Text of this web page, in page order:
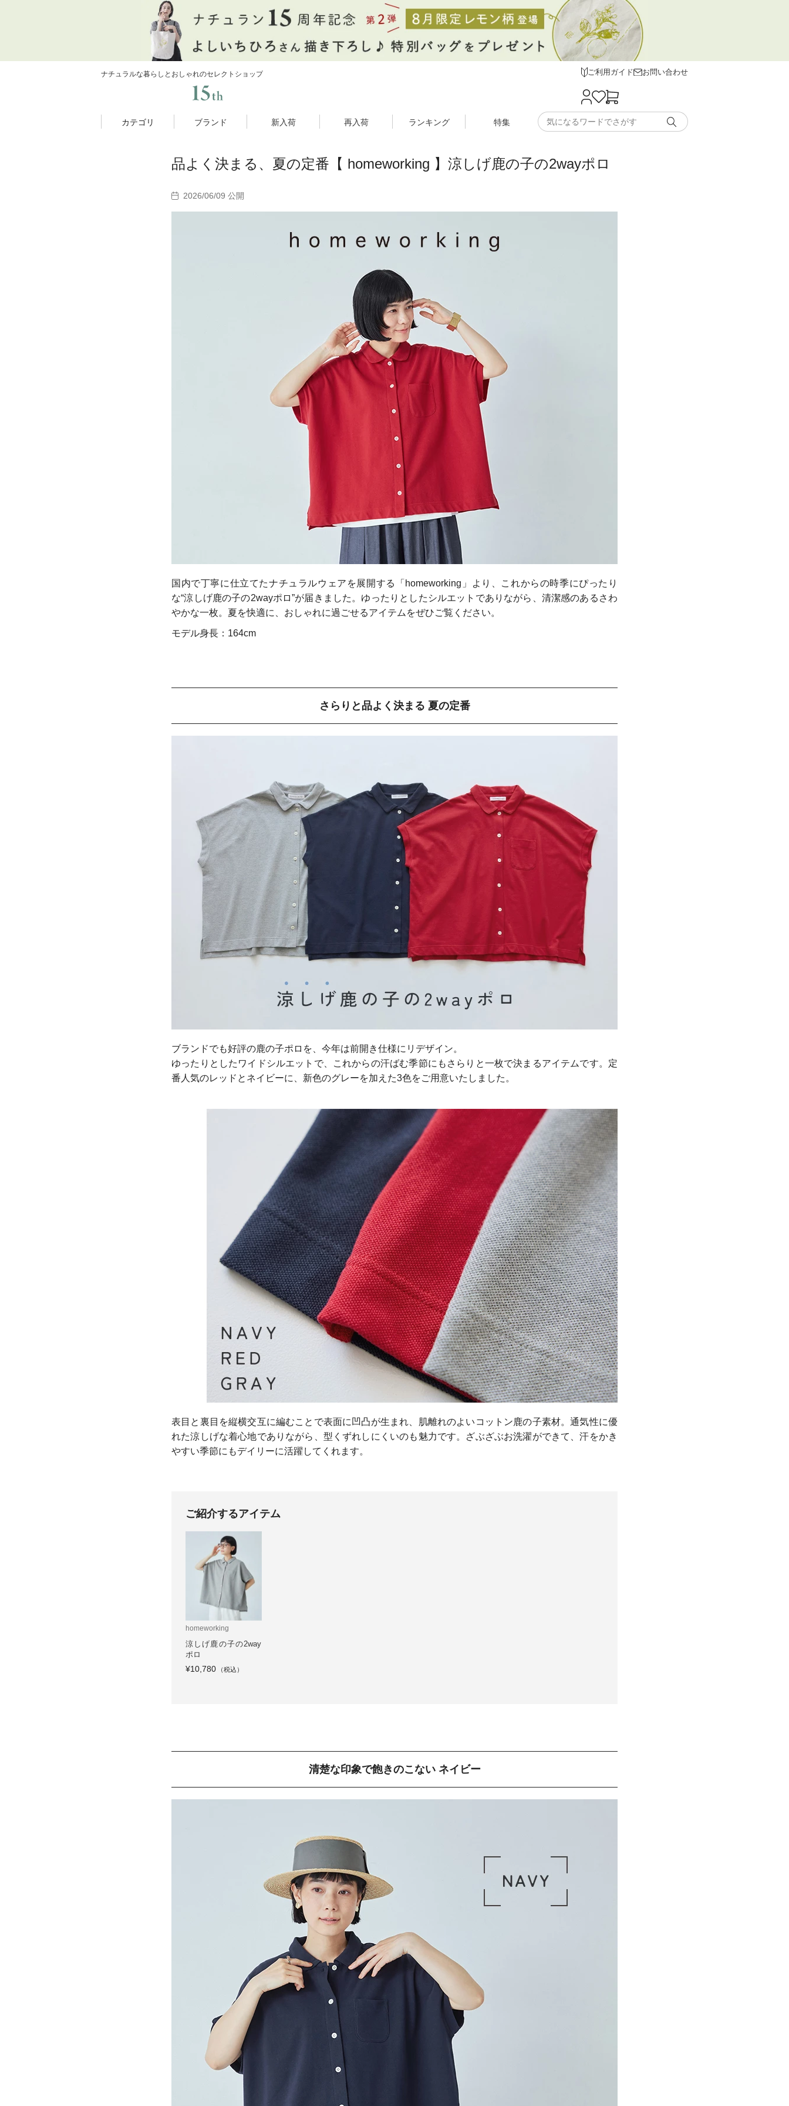
ナチュラルな暮らしとおしゃれのセレクトショップ ご利用ガイド お問い合わせ
カテゴリ ブランド 新入荷 再入荷 ランキング 特集
品よく決まる、夏の定番【 homeworking 】涼しげ鹿の子の2wayポロ
2026/06/09 公開
国内で丁寧に仕立てたナチュラルウェアを展開する「homeworking」より、これからの時季にぴったり
な“涼しげ鹿の子の2wayポロ”が届きました。ゆったりとしたシルエットでありながら、清潔感のあるさわ
やかな一枚。夏を快適に、おしゃれに過ごせるアイテムをぜひご覧ください。
モデル身長：164cm
さらりと品よく決まる 夏の定番
ブランドでも好評の鹿の子ポロを、今年は前開き仕様にリデザイン。
ゆったりとしたワイドシルエットで、これからの汗ばむ季節にもさらりと一枚で決まるアイテムです。定
番人気のレッドとネイビーに、新色のグレーを加えた3色をご用意いたしました。
表目と裏目を縦横交互に編むことで表面に凹凸が生まれ、肌離れのよいコットン鹿の子素材。通気性に優
れた涼しげな着心地でありながら、型くずれしにくいのも魅力です。ざぶざぶお洗濯ができて、汗をかき
やすい季節にもデイリーに活躍してくれます。
ご紹介するアイテム
homeworking
涼しげ鹿の子の2way
ポロ
¥10,780
清楚な印象で飽きのこない ネイビー